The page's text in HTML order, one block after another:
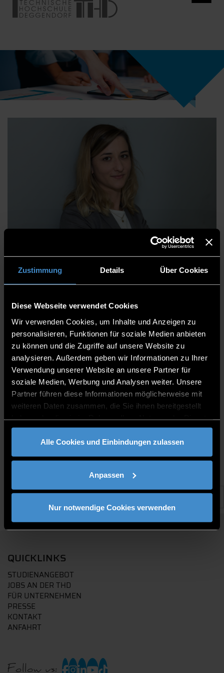
Zustimmung Details Über Cookies
Diese Webseite verwendet Cookies
Wir verwenden Cookies, um Inhalte und Anzeigen zu
personalisieren, Funktionen für soziale Medien anbieten
zu können und die Zugriffe auf unsere Website zu
analysieren. Außerdem geben wir Informationen zu Ihrer
Verwendung unserer Website an unsere Partner für
soziale Medien, Werbung und Analysen weiter. Unsere
Partner führen diese Informationen möglicherweise mit
weiteren Daten zusammen, die Sie ihnen bereitgestellt
gesammelt haben.
Alle Cookies und Einbindungen zulassen
Anpassen
Nur notwendige Cookies verwenden
Julia Stadler, B.Eng.
Fakultät Maschinenbau und Mechatronik
Mitarbeitende
Laboringenieurin
C 016
0991/3615-496
QUICKLINKS
STUDIENANGEBOT
JOBS AN DER THD
FÜR UNTERNEHMEN
PRESSE
KONTAKT
ANFAHRT
Follow us: